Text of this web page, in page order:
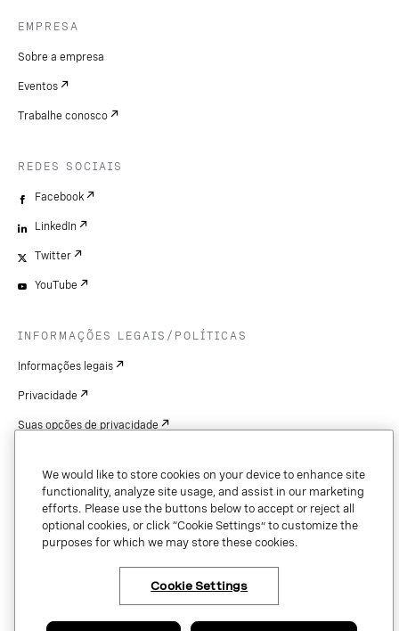
Copyright © 2026 Vonage. All rights reserved. VONAGE®, the V logo (
®),
EMPRESA
Sobre a empresa
Eventos
Trabalhe conosco
REDES SOCIAIS
Facebook
LinkedIn
Twitter
YouTube
INFORMAÇÕES LEGAIS/POLÍTICAS
Informações legais
Privacidade
Suas opções de privacidade
Patentes
Copyright
Segurança e confiança
We would like to store cookies on your device to enhance site
functionality, analyze site usage, and assist in our marketing
efforts. Please use the buttons below to accept or reject all
optional cookies, or click “Cookie Settings” to customize the
purposes for which we may store these cookies.
Cookie Settings